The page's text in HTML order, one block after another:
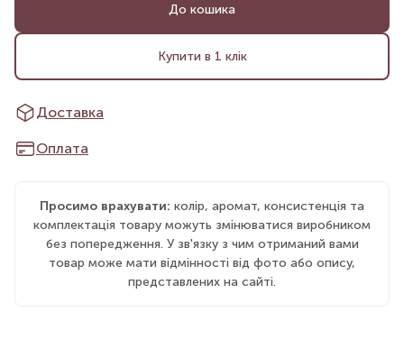
До кошика
Купити в 1 клік
Доставка
Оплата
Просимо врахувати: колір, аромат, консистенція та
комплектація товару можуть змінюватися виробником
без попередження. У зв'язку з чим отриманий вами
товар може мати відмінності від фото або опису,
представлених на сайті.